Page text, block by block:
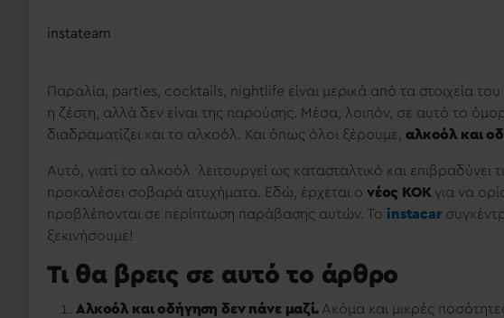
instateam
Παραλία, parties, cocktails, nightlife είναι μερικά από τα στοιχεία του
η ζέστη, αλλά δεν είναι της παρούσης. Μέσα, λοιπόν, σε αυτό το
διαδραματίζει και το αλκοόλ. Και όπως όλοι ξέρουμε, αλκοόλ και
Αυτό, γιατί το αλκοόλ λειτουργεί ως κατασταλτικό και επιβραδύνει
προκαλέσει σοβαρά ατυχήματα. Εδώ, έρχεται ο νέος ΚΟΚ για να
προβλέπονται σε περίπτωση παράβασης αυτών. Το instacar
ξεκινήσουμε!
Τι θα βρεις σε αυτό το άρθρο
Αλκοόλ και οδήγηση δεν πάνε μαζί.Ακόμα και μικρές